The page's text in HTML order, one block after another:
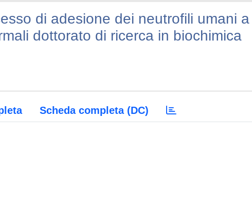
di adesione dei neutrofili umani a
dottorato di ricerca in biochimica
Scheda completa (DC)